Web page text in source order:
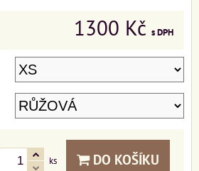
1300 Kč s DPH
ks DO KOŠÍKU